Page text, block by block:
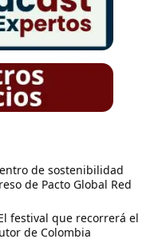
de sostenibilidad
de Pacto Global Red
festival que recorrerá el
de Colombia